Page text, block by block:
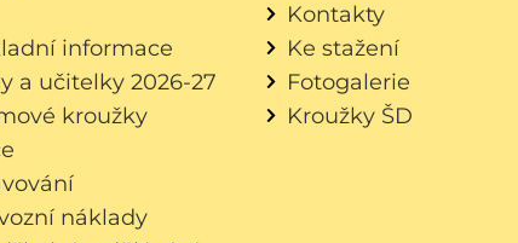
informace
a učitelky 2026-27
kroužky
náklady
Kontakty
Ke stažení
Fotogalerie
Kroužky ŠD